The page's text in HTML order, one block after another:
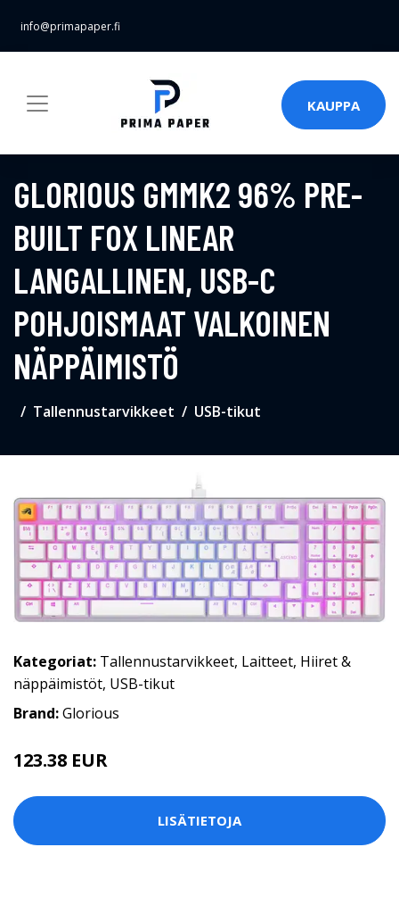
info@primapaper.fi
KAUPPA
GLORIOUS GMMK2 96% PRE-
BUILT FOX LINEAR
LANGALLINEN, USB-C
POHJOISMAAT VALKOINEN
NÄPPÄIMISTÖ
Tallennustarvikkeet USB-tikut
Kategoriat: Tallennustarvikkeet, Laitteet, Hiiret &
näppäimistöt, USB-tikut
Brand:Glorious
123.38 EUR
LISÄTIETOJA